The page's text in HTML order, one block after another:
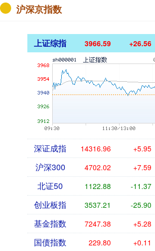
沪深京指数
上证综指 3966.59 +26.56
深证成指 14316.96 +5.95
沪深300 4702.02 +7.59
北证50 1122.88 -11.37
创业板指 3537.21 -25.90
基金指数 7247.38 +5.28
国债指数 229.80 +0.11